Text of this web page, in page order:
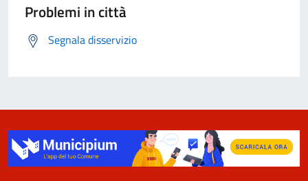
Problemi in città
Segnala disservizio